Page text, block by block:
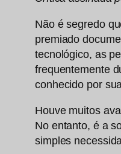
Não é segredo
premiado
tecnológico, as
frequentemente
conhecido por
Houve muitos
No entanto, é a
simples